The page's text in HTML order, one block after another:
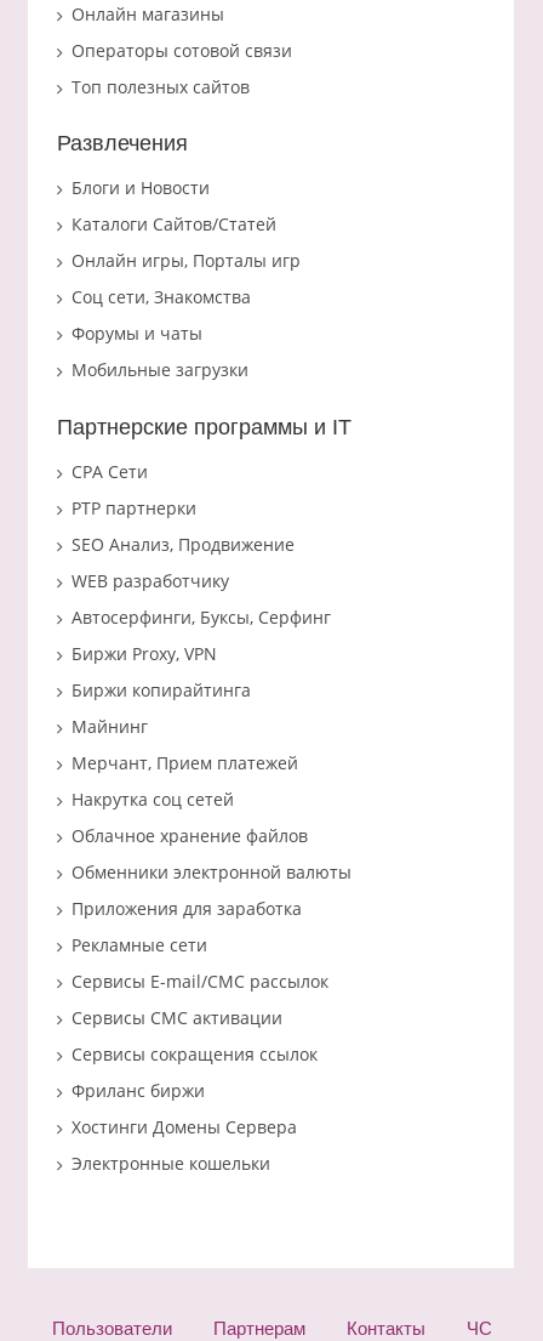
Онлайн магазины
Операторы сотовой связи
Топ полезных сайтов
Развлечения
Блоги и Новости
Каталоги Сайтов/Статей
Онлайн игры, Порталы игр
Соц сети, Знакомства
Форумы и чаты
Мобильные загрузки
Партнерские программы и IT
CPA Сети
PTP партнерки
SEO Анализ, Продвижение
WEB разработчику
Автосерфинги, Буксы, Серфинг
Биржи Proxy, VPN
Биржи копирайтинга
Майнинг
Мерчант, Прием платежей
Накрутка соц сетей
Облачное хранение файлов
Обменники электронной валюты
Приложения для заработка
Рекламные сети
Сервисы E-mail/СМС рассылок
Сервисы СМС активации
Сервисы сокращения ссылок
Фриланс биржи
Хостинги Домены Сервера
Электронные кошельки
Пользователи Партнерам Контакты ЧС